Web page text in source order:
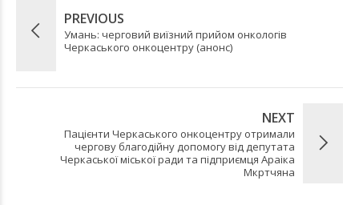
PREVIOUS
Умань: черговий виїзний прийом онкологів
Черкаського онкоцентру (анонс)
NEXT
Пацієнти Черкаського онкоцентру отримали
чергову благодійну допомогу від депутата
Черкаської міської ради та підприємця Араіка
Мкртчяна